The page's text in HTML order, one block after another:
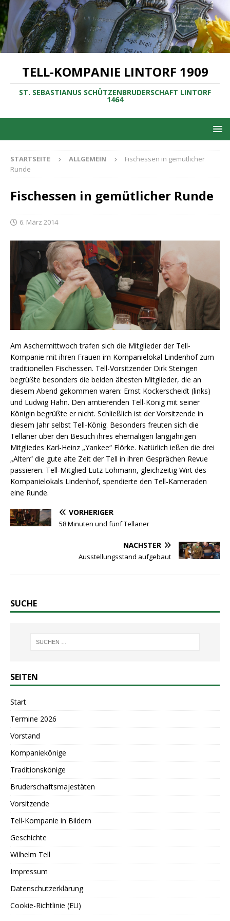
TELL-KOMPANIE LINTORF 1909
ST. SEBASTIANUS SCHÜTZENBRUDERSCHAFT LINTORF
1464
STARTSEITE ALLGEMEIN
Fischessen in gemütlicher
Runde
Fischessen in gemütlicher Runde
6. März 2014
Am Aschermittwoch trafen sich die Mitglieder der Tell-
Kompanie mit ihren Frauen im Kompanielokal Lindenhof zum
traditionellen Fischessen. Tell-Vorsitzender Dirk Steingen
begrüßte besonders die beiden ältesten Mitglieder, die an
diesem Abend gekommen waren: Ernst Kockerscheidt (links)
und Ludwig Hahn. Den amtierenden Tell-König mit seiner
Königin begrüßte er nicht. Schließlich ist der Vorsitzende in
diesem Jahr selbst Tell-König. Besonders freuten sich die
Tellaner über den Besuch ihres ehemaligen langjährigen
Mitgliedes Karl-Heinz „Yankee“ Flörke. Natürlich ießen die drei
„Alten“ die gute alte Zeit der Tell in ihren Gesprächen Revue
passieren. Tell-Mitglied Lutz Lohmann, gleichzeitig Wirt des
Kompanielokals Lindenhof, spendierte den Tell-Kameraden
eine Runde.
VORHERIGER
58 Minuten und fünf Tellaner
NÄCHSTER
Ausstellungsstand aufgebaut
SUCHE
SEITEN
Start
Termine 2026
Vorstand
Kompaniekönige
Traditionskönige
Bruderschaftsmajestäten
Vorsitzende
Tell-Kompanie in Bildern
Geschichte
Wilhelm Tell
Impressum
Datenschutzerklärung
Cookie-Richtlinie (EU)